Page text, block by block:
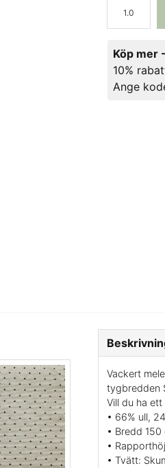
Köp mer
10%
Ange
Vackert
tygbredden
Vill du ha
• 66% ull,
• Bredd 150
•
• Tvätt: